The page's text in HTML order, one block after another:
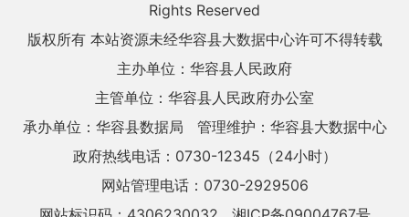
Rights Reserved
版权所有 本站资源未经华容县大数据中心许可不得转载
主办单位：华容县人民政府
主管单位：华容县人民政府办公室
承办单位：华容县数据局
管理维护：华容县大数据中心
政府热线电话：0730-12345（24小时）
网站管理电话：0730-2929506